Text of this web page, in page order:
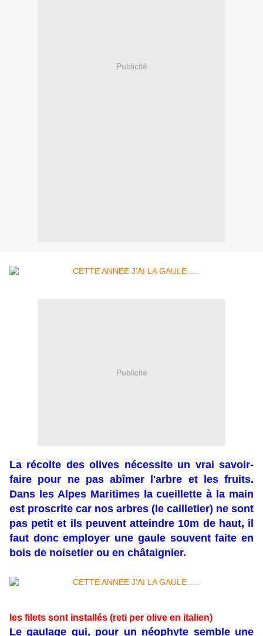
Publicité
Publicité
La récolte des olives nécessite un vrai savoir-
faire pour ne pas abîmer l'arbre et les fruits.
Dans les Alpes Maritimes la cueillette à la main
est proscrite car nos arbres (le cailletier) ne sont
pas petit et ils peuvent atteindre 10m de haut, il
faut donc employer une gaule souvent faite en
bois de noisetier ou en châtaignier.
les filets sont installés (reti per olive en italien)
Le gaulage qui, pour un néophyte semble une